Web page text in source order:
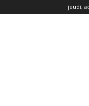
jeudi,